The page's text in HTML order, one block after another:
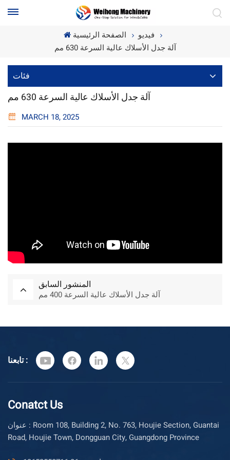
الصفحة الرئيسية
فيديو
آلة جدل الأسلاك عالية السرعة 630 مم
فئات
آلة جدل الأسلاك عالية السرعة 630 مم
MARCH 18, 2025
المنشور السابق
آلة جدل الأسلاك عالية السرعة 400 مم
تابعنا :
Conatct Us
عنوان : Room 108, Building 2, No. 763, Houjie Section, Guantai
Road, Houjie Town, Dongguan City, Guangdong Province